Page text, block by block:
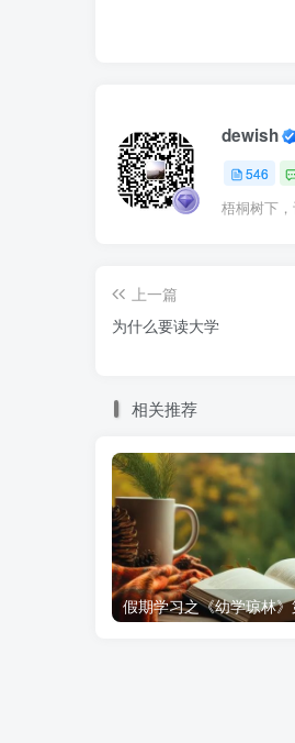
看了上面内容,还
对于大多数没钱
dewish
546
梧桐树下
上一篇
为什么要读大学
相关推荐
假期学习之《幼学琼林